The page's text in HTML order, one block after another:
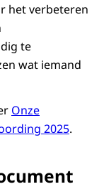
het verbeteren
te
wat iemand
Onze
2025.